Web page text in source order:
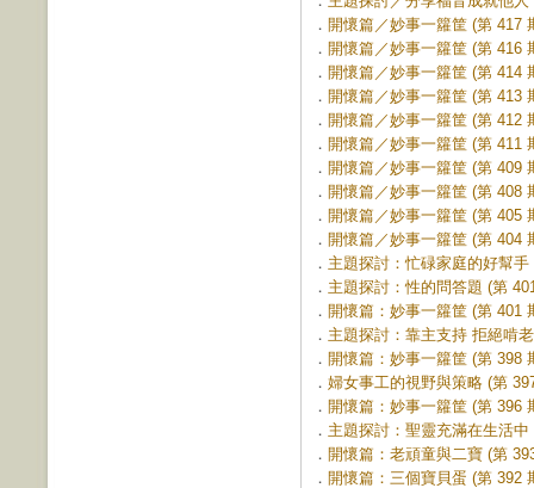
． 開懷篇／妙事一籮筐 (第 417
． 開懷篇／妙事一籮筐 (第 416
． 開懷篇／妙事一籮筐 (第 414
． 開懷篇／妙事一籮筐 (第 413
． 開懷篇／妙事一籮筐 (第 412
． 開懷篇／妙事一籮筐 (第 411
． 開懷篇／妙事一籮筐 (第 409
． 開懷篇／妙事一籮筐 (第 408
． 開懷篇／妙事一籮筐 (第 405
． 開懷篇／妙事一籮筐 (第 404
． 主題探討：忙碌家庭的好幫手
． 主題探討：性的問答題 (第
． 開懷篇：妙事一籮筐 (第 401
． 主題探討：靠主支持 拒絕啃
． 開懷篇：妙事一籮筐 (第 398
． 婦女事工的視野與策略 (第
． 開懷篇：妙事一籮筐 (第 396
． 主題探討：聖靈充滿在生活中
． 開懷篇：老頑童與二寶 (第
． 開懷篇：三個寶貝蛋 (第 392